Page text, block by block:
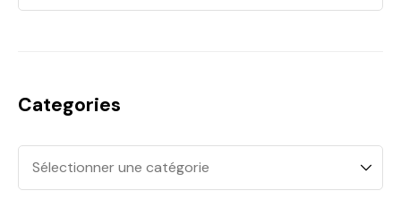
Categories